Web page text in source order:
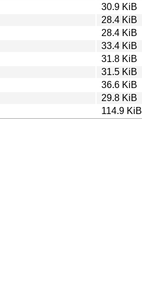
30.9 KiB
28.4 KiB
28.4 KiB
33.4 KiB
31.8 KiB
31.5 KiB
36.6 KiB
29.8 KiB
114.9 KiB